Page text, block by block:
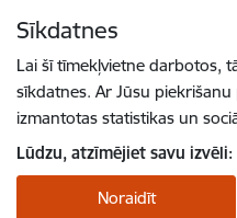
Sīkdatnes
Lai šī tīmekļvietne darbotos,
sīkdatnes. Ar Jūsu
izmantotas statistikas un
Lūdzu, atzīmējiet savu izvēli:
Noraidīt